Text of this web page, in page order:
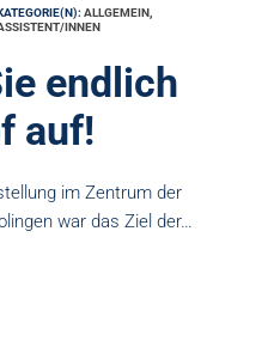
ALLGEMEIN
INNEN
endlich
auf!
im Zentrum der
war das Ziel der…